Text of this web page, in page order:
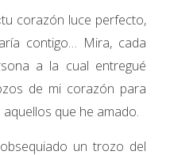
corazón luce perfecto,
contigo… Mira, cada
a la cual entregué
de mi corazón para
que he amado.
un trozo del